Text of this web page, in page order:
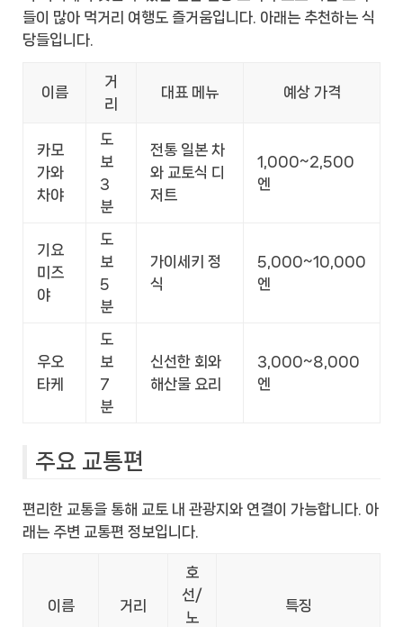
들이 많아 먹거리 여행도 즐거움입니다. 아래는 추천하는 식
당들입니다.
이름
거
리
대표 메뉴 예상 가격
카모
가와
차야
도
보
3
분
전통 일본 차
와 교토식 디
저트
1,000~2,500
엔
기요
미즈
야
도
보
5
분
가이세키 정
식
5,000~10,000
엔
우오
타케
도
보
7
분
신선한 회와
해산물 요리
3,000~8,000
엔
주요 교통편
편리한 교통을 통해 교토 내 관광지와 연결이 가능합니다. 아
래는 주변 교통편 정보입니다.
이름 거리
호
선/
노
특징